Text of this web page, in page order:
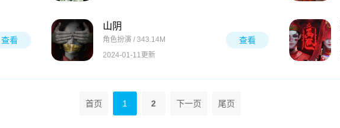
查看
山阴
角色扮演 / 343.14M
2024-01-11更新
查看
首页 1 2 下一页 尾页